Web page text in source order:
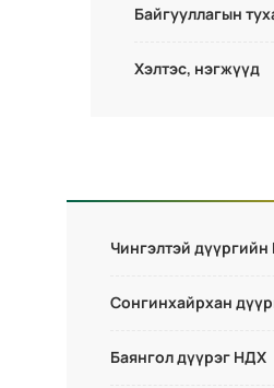
Байгууллагын
Хэлтэс, нэгжүүд
Чингэлтэй
Сонгинхайрхан
Баянгол дүүрэг НДХ